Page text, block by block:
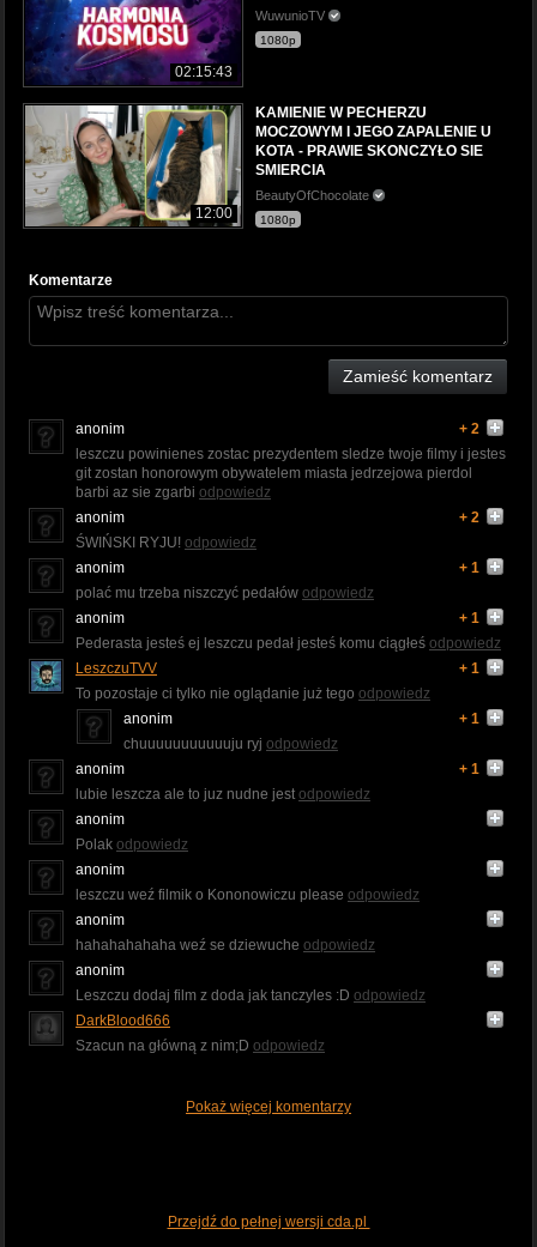
02:15:43
WuwunioTV
1080p
12:00
KAMIENIE W PECHERZU
MOCZOWYM I JEGO ZAPALENIE U
KOTA - PRAWIE SKONCZYŁO SIE
SMIERCIA
BeautyOfChocolate
1080p
Komentarze
Zamieść komentarz
anonim
+ 2
leszczu powinienes zostac prezydentem sledze twoje filmy i jestes
git zostan honorowym obywatelem miasta jedrzejowa pierdol
barbi az sie zgarbi odpowiedz
anonim
+ 2
ŚWIŃSKI RYJU! odpowiedz
anonim
+ 1
polać mu trzeba niszczyć pedałów odpowiedz
anonim
+ 1
Pederasta jesteś ej leszczu pedał jesteś komu ciągłeś odpowiedz
LeszczuTVV
+ 1
To pozostaje ci tylko nie oglądanie już tego odpowiedz
anonim
+ 1
chuuuuuuuuuuuju ryj odpowiedz
anonim
+ 1
lubie leszcza ale to juz nudne jest odpowiedz
anonim
Polak odpowiedz
anonim
leszczu weź filmik o Kononowiczu please odpowiedz
anonim
hahahahahaha weź se dziewuche odpowiedz
anonim
Leszczu dodaj film z doda jak tanczyles :D odpowiedz
DarkBlood666
Szacun na główną z nim;D odpowiedz
Pokaż więcej komentarzy
Przejdź do pełnej wersji cda.pl